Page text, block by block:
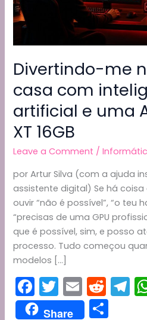
Divertindo-me
casa com
artificial e uma
XT 16GB
Leave a Comment /
por Artur Silva (com a ajuda
assistente digital) Se há
ouvir “não é possível”, “o teu
“precisas de uma GPU
que é possível, sim, e posso
processo. Tudo começou
modelos […]
F
a
T
w
E
m
R
e
T
el
Share